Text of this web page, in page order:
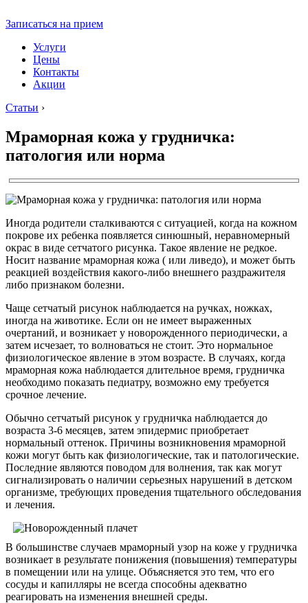
Записаться на прием
Услуги
Цены
Контакты
Акции
Статьи ›
Мраморная кожа у грудничка:
патология или норма
Иногда родители сталкиваются с ситуацией, когда на кожном
покрове их ребенка появляется синюшный, неравномерный
окрас в виде сетчатого рисунка. Такое явление не редкое.
Носит название мраморная кожа ( или ливедо), и может быть
реакцией воздействия какого-либо внешнего раздражителя
либо признаком болезни.
Чаще сетчатый рисунок наблюдается на ручках, ножках,
иногда на животике. Если он не имеет выраженных
очертаний, и возникает у новорожденного периодически, а
затем исчезает, то волноваться не стоит. Это нормальное
физиологическое явление в этом возрасте. В случаях, когда
мраморная кожа наблюдается длительное время, грудничка
необходимо показать педиатру, возможно ему требуется
срочное лечение.
Обычно сетчатый рисунок у грудничка наблюдается до
возраста 3-6 месяцев, затем эпидермис приобретает
нормальный оттенок. Причины возникновения мраморной
кожи могут быть как физиологические, так и патологические.
Последние являются поводом для волнения, так как могут
сигнализировать о наличии серьезных нарушений в детском
организме, требующих проведения тщательного обследования
и лечения.
В большинстве случаев мраморный узор на коже у грудничка
возникает в результате понижения (повышения) температуры
в помещении или на улице. Объясняется это тем, что его
сосуды и капилляры не всегда способны адекватно
реагировать на изменения внешней среды.